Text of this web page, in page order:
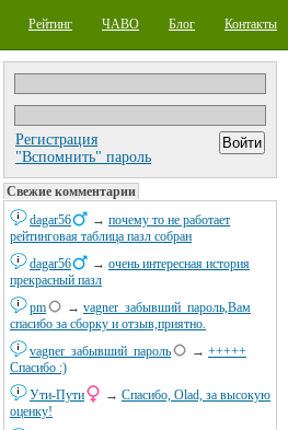
Рейтинг ЧАВО Блог Контакты
Регистрация
"Вспомнить" пароль
Свежие комментарии
dagar56
→ почему то не работает
рейтинговая таблица пазл собран
dagar56
→ очень интересная история
прекрасный пазл
pm
→ vagner_забывший_пароль,Вам
спасибо за сборку и отзыв,приятно.
vagner_забывший_пароль
→ +++++
Спасибо :)
Ути-Пути
→ Спасибо, Olad, за высокую
оценку!